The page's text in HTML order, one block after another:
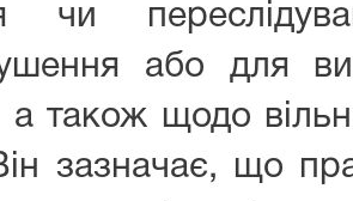
чи
або для
а також щодо
зазначає, що